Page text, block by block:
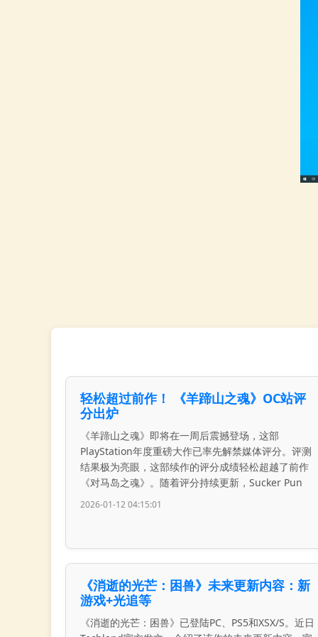
轻松超过前作！ 《羊蹄山之魂》OC站评
分出炉
《羊蹄山之魂》即将在一周后震撼登场，这部
PlayStation年度重磅大作已率先解禁媒体评分。评测
结果极为亮眼，这部续作的评分成绩轻松超越了前作
《对马岛之魂》。随着评分持续更新，Sucker Pun
2026-01-12 04:15:01
《消逝的光芒：困兽》未来更新内容：新
游戏+光追等
《消逝的光芒：困兽》已登陆PC、PS5和XSX/S。近日